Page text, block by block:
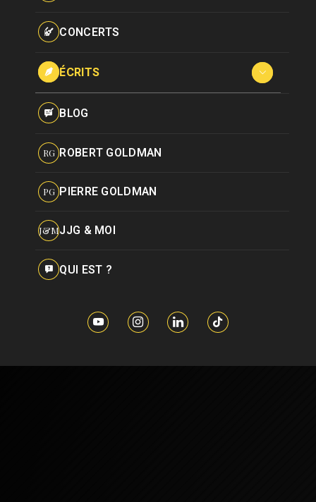
Pseudonymes
CONCERTS
ÉCRITS
Interviews
BLOG
RG ROBERT GOLDMAN
PG PIERRE GOLDMAN
J&MJJG & MOI
QUI EST ?